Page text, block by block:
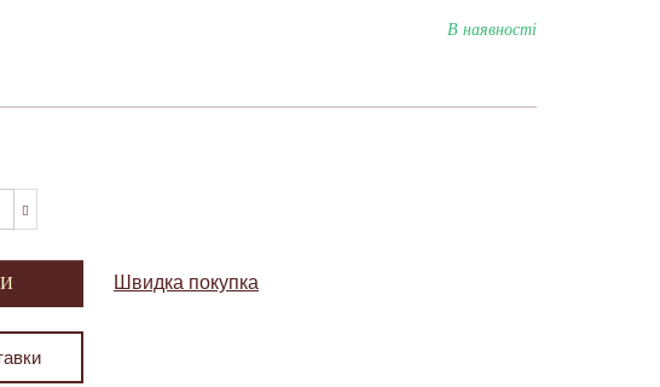
В наявності
Швидка покупка